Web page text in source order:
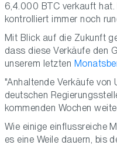
6,4.000 BTC verkauft hat.
kontrolliert immer noch
Mit Blick auf die Zukunft
dass diese Verkäufe den
unserem letzten
"Anhaltende Verkäufe von
deutschen
kommenden Wochen
Wie einige einflussreiche
es eine Weile dauern, bis